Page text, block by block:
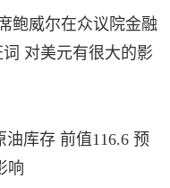
鲍威尔在众议院金融
对美元有很大的影
油库存 前值116.6 预
响